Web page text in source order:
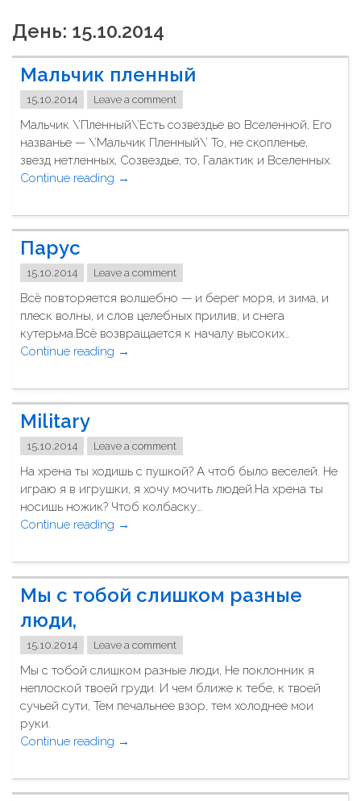
День: 15.10.2014
Мальчик пленный
15.10.2014 Leave a comment
Мальчик \’Пленный\’Есть созвездье во Вселенной, Его
названье — \’Мальчик Пленный\’ То, не скопленье,
звезд нетленных, Созвездье, то, Галактик и Вселенных.
Continue reading "
а
л
ч
и
к
п
л
е
н
ы
"
→
Парус
15.10.2014 Leave a comment
Всё повторяется волшебно — и берег моря, и зима, и
плеск волны, и слов целебных прилив, и снега
кутерьма.Всё возвращается к началу высоких…
Continue reading "
а
р
с
"
→
Military
15.10.2014 Leave a comment
На хрена ты ходишь с пушкой? А чтоб было веселей. Не
играю я в игрушки, я хочу мочить людей.На хрена ты
носишь ножик? Чтоб колбаску…
Continue reading "
i
l
i
r
y
→
Мы с тобой слишком разные
люди,
15.10.2014 Leave a comment
Мы с тобой слишком разные люди, Не поклонник я
неплоской твоей груди. И чем ближе к тебе, к твоей
сучьей сути, Тем печальнее взор, тем холоднее мои
руки.
Continue reading "
ы
с
→